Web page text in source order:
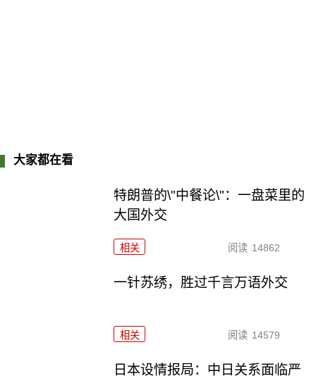
大家都在看
特朗普的\"中餐论\"：一盘菜里的
大国外交
相关 阅读 14862
一针苏绣，胜过千言万语外交
相关 阅读 14579
日本设情报局：中日关系面临严